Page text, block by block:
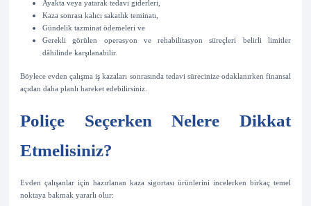
Ayakta veya yatarak tedavi giderleri,
Kaza sonrası kalıcı sakatlık teminatı,
Gündelik tazminat ödemeleri ve
Gerekli görülen operasyon ve rehabilitasyon süreçleri belirli limitler
dâhilinde karşılanabilir.
Böylece evden çalışma iş kazaları sonrasında tedavi sürecinize odaklanırken finansal
açıdan daha planlı hareket edebilirsiniz.
Poliçe Seçerken Nelere Dikkat
Etmelisiniz?
Evden çalışanlar için hazırlanan kaza sigortası ürünlerini incelerken birkaç temel
noktaya bakmak yararlı olur: